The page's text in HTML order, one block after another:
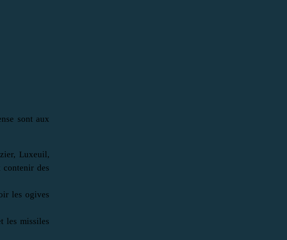
sont aux
Luxeuil,
contenir des
les ogives
les missiles